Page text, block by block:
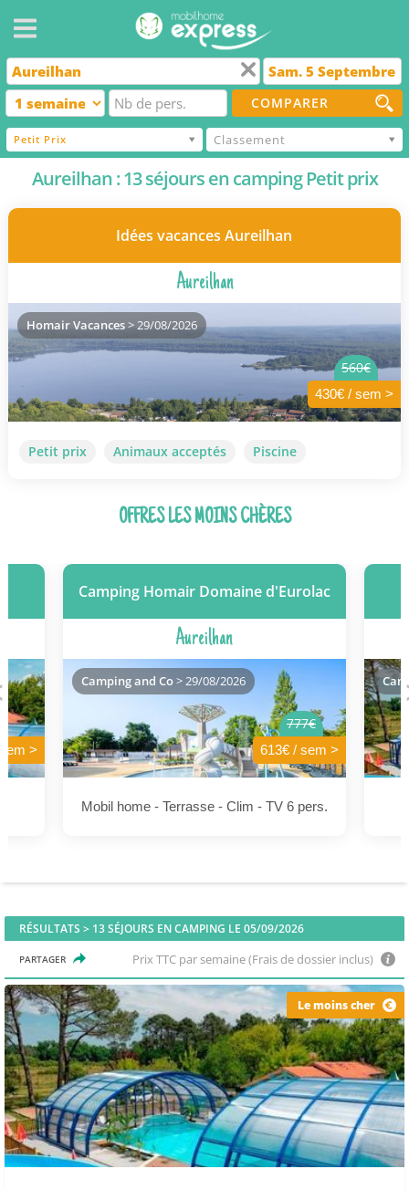
COMPARER
Petit Prix Classement
Aureilhan : 13 séjours en camping Petit prix
Idées vacances Aureilhan
Aureilhan
560€
430€ / sem >
Homair Vacances> 29/08/2026
Petit prix Animaux acceptés Piscine
OFFRES LES MOINS CHÈRES
>
Camping Homair Domaine d'Eurolac
Aureilhan
777€
613€ / sem >
Camping and Co> 29/08/2026
Mobil home - Terrasse - Clim - TV 6 pers.
RÉSULTATS > 13SÉJOURS EN CAMPING LE 05/09/2026
PARTAGER Prix TTC par semaine (Frais de dossier inclus)
Le moins cher